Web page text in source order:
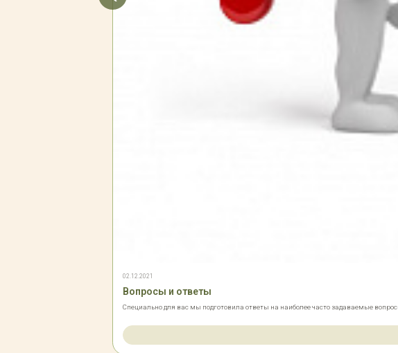
02.12.2021
Вопросы и ответы
Специально для вас мы подготовила ответы на наиболее часто задаваемые